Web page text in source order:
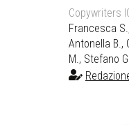
Copywriters
Francesca
Antonella B.,
M., Stefano